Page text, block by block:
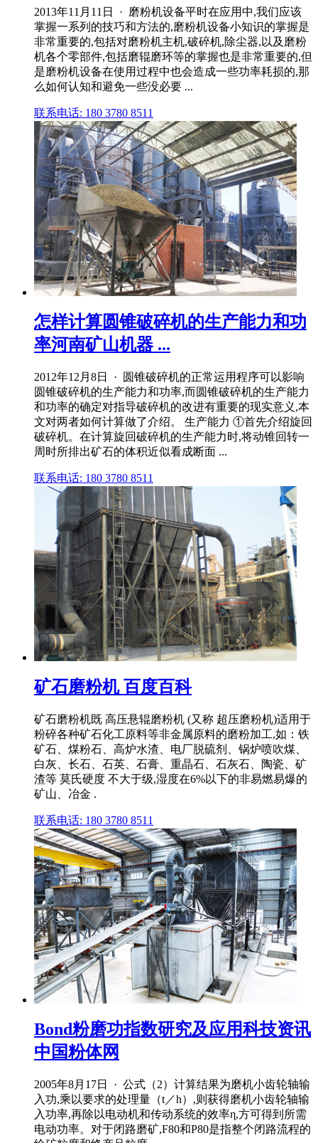
2013年11月11日 · 磨粉机设备平时在应用中,我们应该
掌握一系列的技巧和方法的,磨粉机设备小知识的掌握是
非常重要的,包括对磨粉机主机,破碎机,除尘器,以及磨粉
机各个零部件,包括磨辊磨环等的掌握也是非常重要的,但
是磨粉机设备在使用过程中也会造成一些功率耗损的,那
么如何认知和避免一些没必要 ...
联系电话: 180 3780 8511
怎样计算圆锥破碎机的生产能力和功
率河南矿山机器 ...
2012年12月8日 · 圆锥破碎机的正常运用程序可以影响
圆锥破碎机的生产能力和功率,而圆锥破碎机的生产能力
和功率的确定对指导破碎机的改进有重要的现实意义,本
文对两者如何计算做了介绍。 生产能力 ①首先介绍旋回
破碎机。在计算旋回破碎机的生产能力时,将动锥回转一
周时所排出矿石的体积近似看成断面 ...
联系电话: 180 3780 8511
矿石磨粉机 百度百科
矿石磨粉机既 高压悬辊磨粉机 (又称 超压磨粉机)适用于
粉碎各种矿石化工原料等非金属原料的磨粉加工,如：铁
矿石、煤粉石、高炉水渣、电厂脱硫剂、锅炉喷吹煤、
白灰、长石、石英、石膏、重晶石、石灰石、陶瓷、矿
渣等 莫氏硬度 不大于级,湿度在6%以下的非易燃易爆的
矿山、冶金 .
联系电话: 180 3780 8511
Bond粉磨功指数研究及应用科技资讯
中国粉体网
2005年8月17日 · 公式（2）计算结果为磨机小齿轮轴输
入功,乘以要求的处理量（t／h）,则获得磨机小齿轮轴输
入功率,再除以电动机和传动系统的效率η,方可得到所需
电动功率。对于闭路磨矿,F80和P80是指整个闭路流程的